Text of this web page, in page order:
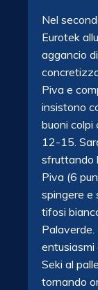
Nel
Eurotek
aggancio
Piva e
insistono
buoni colpi
12-15.
sfruttando
Piva (6
spingere e
tifosi
entusiasmi
Seki al
tornando